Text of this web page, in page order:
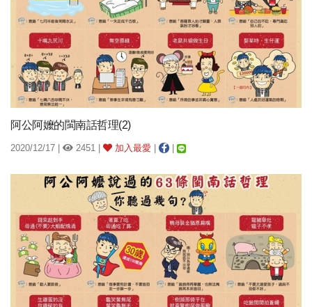
阿公阿嬤的閩南話哲理(2)
2020/12/17 | 2451 | 加入最愛